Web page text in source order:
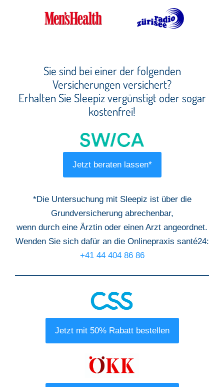
Sie sind bei einer der folgenden
Versicherungen versichert?
Erhalten Sie Sleepiz vergünstigt oder sogar
kostenfrei!
Jetzt beraten lassen*
*Die Untersuchung mit Sleepiz ist über die
Grundversicherung abrechenbar,
wenn durch eine Ärztin oder einen Arzt angeordnet.
Wenden Sie sich dafür an die Onlinepraxis santé24:
+41 44 404 86 86
Jetzt mit 50% Rabatt bestellen